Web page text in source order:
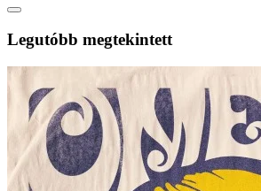
Legutóbb megtekintett